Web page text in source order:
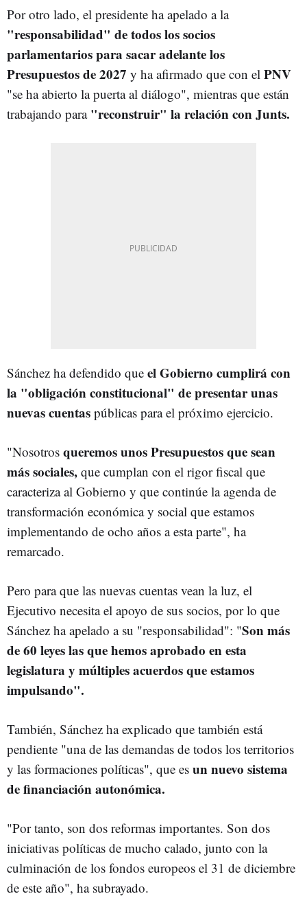
Por otro lado, el presidente ha apelado a la
"responsabilidad" de todos los socios
parlamentarios para sacar adelante los
Presupuestos de 2027 y ha afirmado que con el PNV
"se ha abierto la puerta al diálogo", mientras que están
trabajando para "reconstruir" la relación con Junts.
Sánchez ha defendido que el Gobierno cumplirá con
la "obligación constitucional" de presentar unas
nuevas cuentas públicas para el próximo ejercicio.
"Nosotros queremos unos Presupuestos que sean
más sociales, que cumplan con el rigor fiscal que
caracteriza al Gobierno y que continúe la agenda de
transformación económica y social que estamos
implementando de ocho años a esta parte", ha
remarcado.
Pero para que las nuevas cuentas vean la luz, el
Ejecutivo necesita el apoyo de sus socios, por lo que
Sánchez ha apelado a su "responsabilidad": "Son más
de 60 leyes las que hemos aprobado en esta
legislatura y múltiples acuerdos que estamos
impulsando".
También, Sánchez ha explicado que también está
pendiente "una de las demandas de todos los territorios
y las formaciones políticas", que es un nuevo sistema
de financiación autonómica.
"Por tanto, son dos reformas importantes. Son dos
iniciativas políticas de mucho calado, junto con la
culminación de los fondos europeos el 31 de diciembre
de este año", ha subrayado.